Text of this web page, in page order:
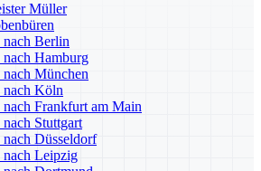
Müller
Berlin
Hamburg
München
nach Köln
Frankfurt am Main
Stuttgart
Düsseldorf
Leipzig